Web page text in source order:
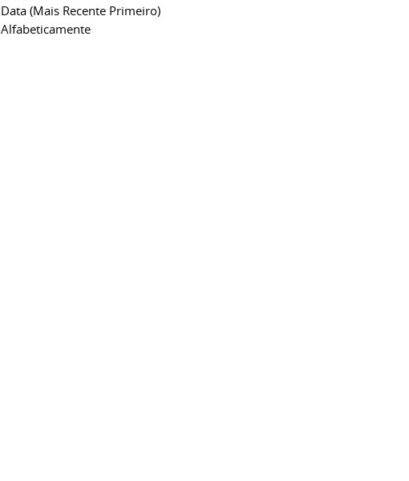
Data (mais Recente Primeiro)
Alfabeticamente